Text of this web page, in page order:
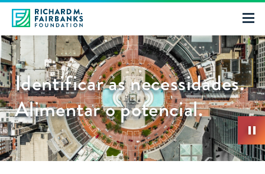
Identificar as necessidades.
Alimentar o potencial.